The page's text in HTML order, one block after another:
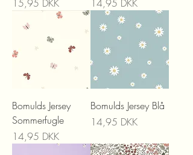
15,95 DKK 14,95 DKK
Bomulds Jersey
Sommerfugle
Prix
14,95 DKK
Bomulds Jersey Blå
Prix
14,95 DKK